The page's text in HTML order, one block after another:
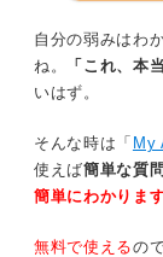
自分の弱みはわ
ね。
「これ、本
いはず。
そんな時は「 My
使えば簡単な質
簡単にわかります
無料で使えるの